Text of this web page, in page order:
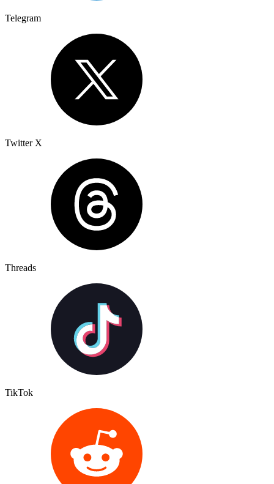
Telegram
Twitter X
Threads
TikTok